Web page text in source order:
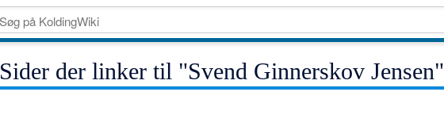
Sider der linker til "Svend Ginnerskov Jensen"